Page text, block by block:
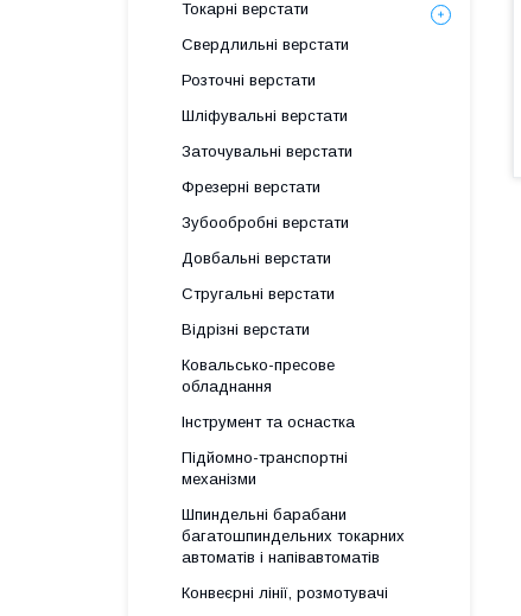
Токарні верстати
Свердлильні верстати
Розточні верстати
Шліфувальні верстати
Заточувальні верстати
Фрезерні верстати
Зубообробні верстати
Довбальні верстати
Стругальні верстати
Відрізні верстати
Ковальсько-пресове
обладнання
Інструмент та оснастка
Підйомно-транспортні
механізми
Шпиндельні барабани
багатошпиндельних токарних
автоматів і напівавтоматів
Конвеєрні лінії, розмотувачі